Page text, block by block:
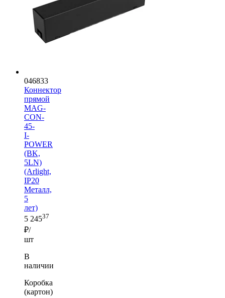
046833
Коннектор
прямой
MAG-
CON-
45-
I-
POWER
(BK,
5LN)
(Arlight,
IP20
Металл,
5
лет)
5 24537
₽/
шт
В
наличии
Коробка
(картон)